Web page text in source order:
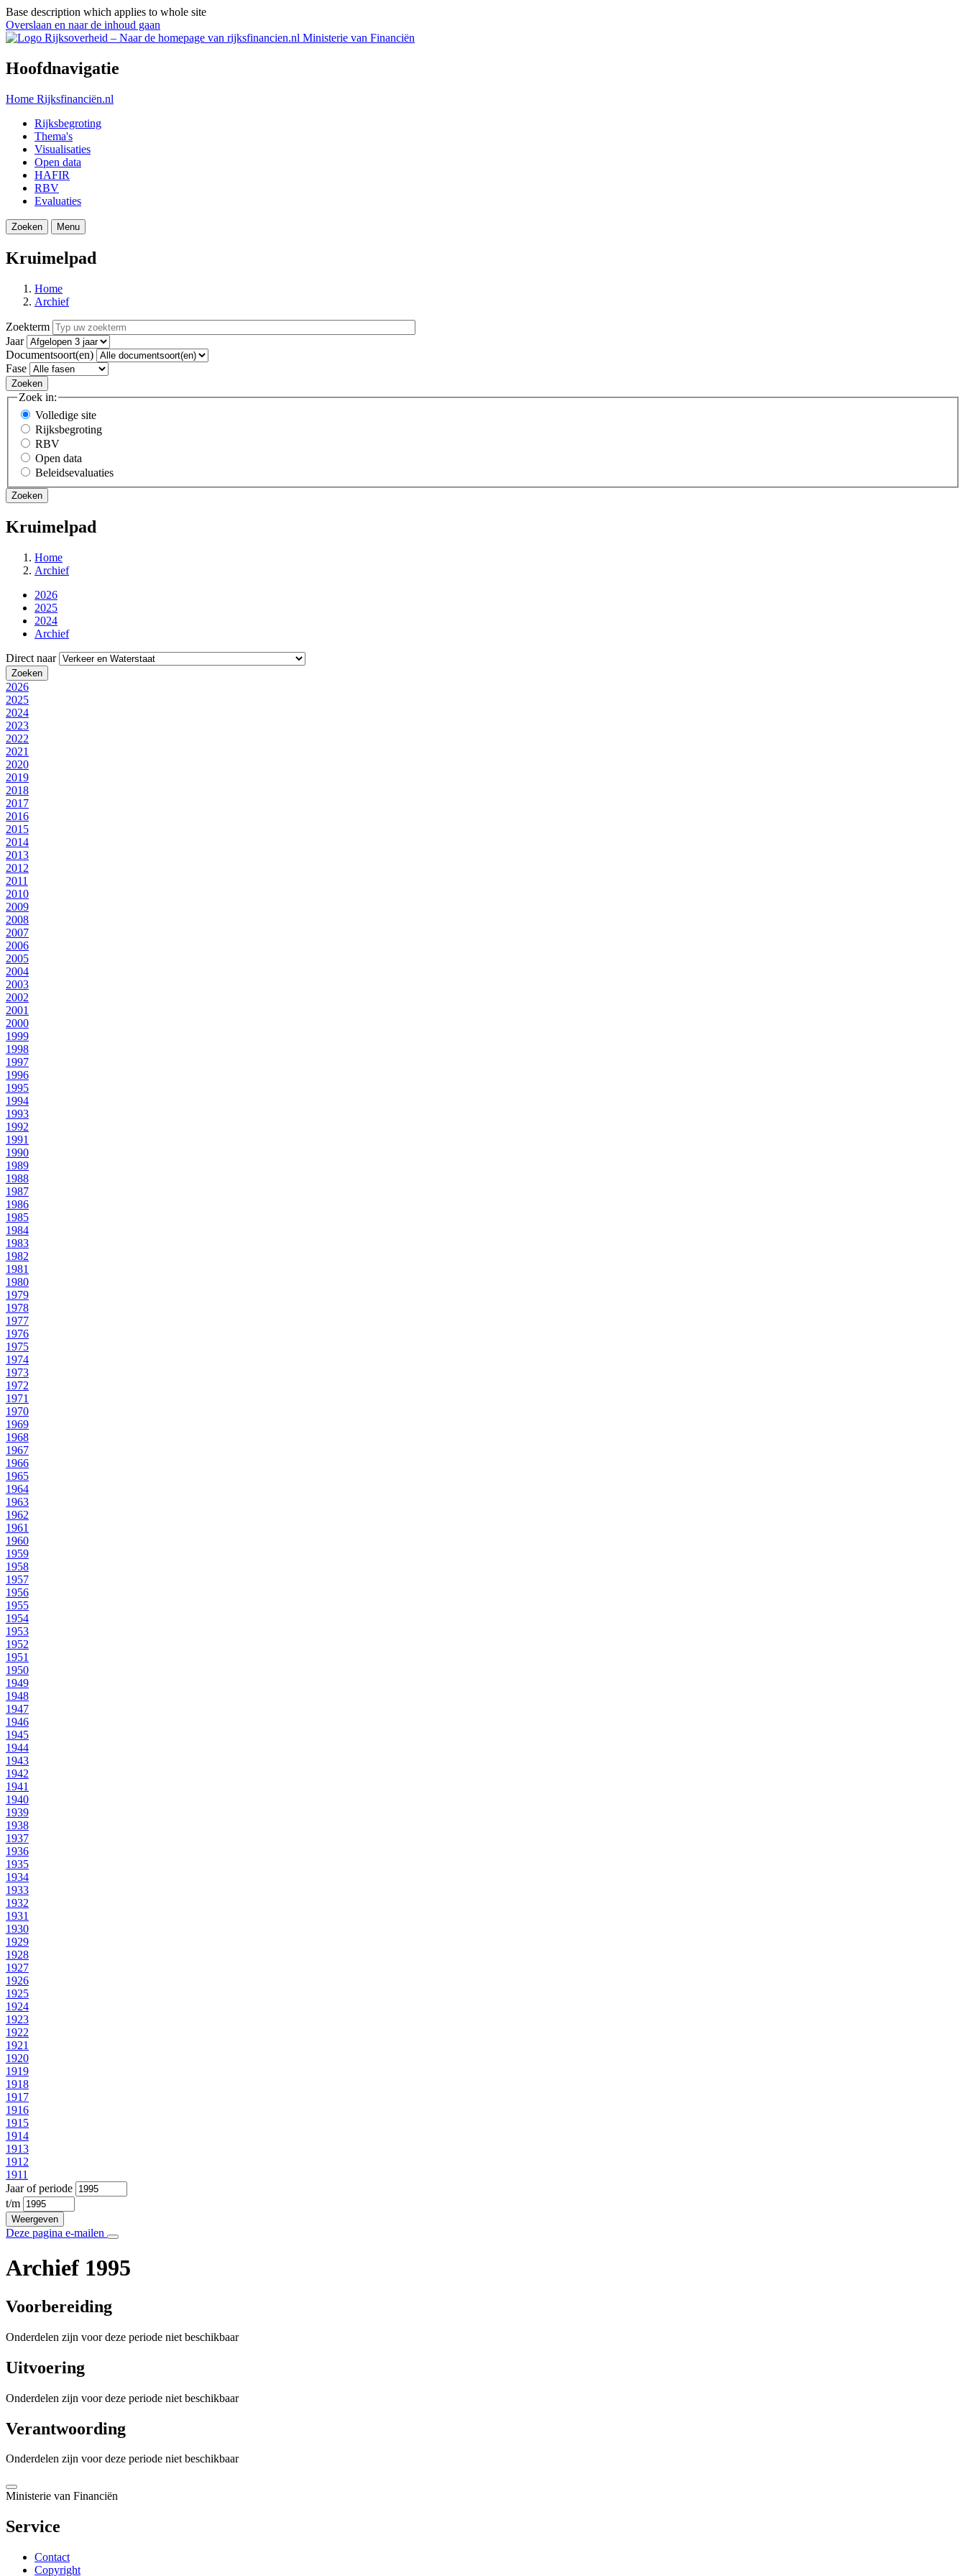
Base description which applies to whole site
Overslaan en naar de inhoud gaan
Ministerie van Financiën
Hoofdnavigatie
Home Rijksfinanciën.nl
Rijksbegroting
Thema's
Visualisaties
Open data
HAFIR
RBV
Evaluaties
Zoeken Menu
Kruimelpad
Home
Archief
Zoekterm
Jaar
Documentsoort(en)
Fase
Zoek in:
Volledige site
Rijksbegroting
RBV
Open data
Beleidsevaluaties
Kruimelpad
Home
Archief
2026
2025
2024
Archief
Direct naar
2026
2025
2024
2023
2022
2021
2020
2019
2018
2017
2016
2015
2014
2013
2012
2011
2010
2009
2008
2007
2006
2005
2004
2003
2002
2001
2000
1999
1998
1997
1996
1995
1994
1993
1992
1991
1990
1989
1988
1987
1986
1985
1984
1983
1982
1981
1980
1979
1978
1977
1976
1975
1974
1973
1972
1971
1970
1969
1968
1967
1966
1965
1964
1963
1962
1961
1960
1959
1958
1957
1956
1955
1954
1953
1952
1951
1950
1949
1948
1947
1946
1945
1944
1943
1942
1941
1940
1939
1938
1937
1936
1935
1934
1933
1932
1931
1930
1929
1928
1927
1926
1925
1924
1923
1922
1921
1920
1919
1918
1917
1916
1915
1914
1913
1912
1911
Jaar of periode
t/m
Deze pagina e-mailen
Archief 1995
Voorbereiding
Onderdelen zijn voor deze periode niet beschikbaar
Uitvoering
Onderdelen zijn voor deze periode niet beschikbaar
Verantwoording
Onderdelen zijn voor deze periode niet beschikbaar
Ministerie van Financiën
Service
Contact
Copyright